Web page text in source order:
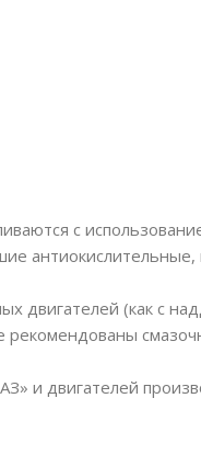
с
(как с
рекомендованы
и двигателей